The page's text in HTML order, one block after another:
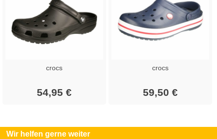
crocs
54,95 €
crocs
59,50 €
Wir helfen gerne weiter